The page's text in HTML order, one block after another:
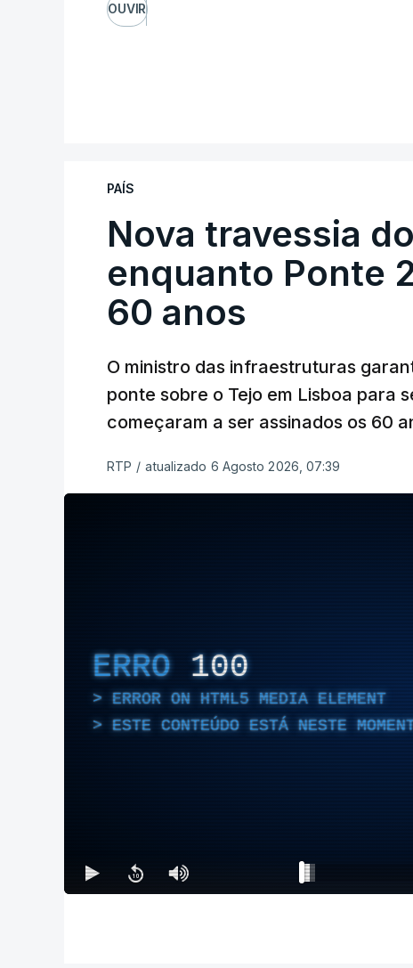
OUVIR
PAÍS
Nova travessia
enquanto Ponte
60 anos
O ministro das infraestruturas
ponte sobre o Tejo em Lisboa para
começaram a ser assinados os 60
RTP / atualizado 6 Agosto 2026, 07:39
ERRO 100
ERROR ON HTML5 MEDIA ELEMENT
ESTE CONTEÚDO ESTÁ NESTE